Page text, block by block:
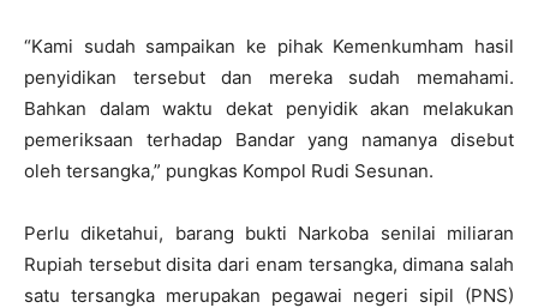
“Kami sudah sampaikan ke pihak Kemenkumham hasil
penyidikan tersebut dan mereka sudah memahami.
Bahkan dalam waktu dekat penyidik akan melakukan
pemeriksaan terhadap Bandar yang namanya disebut
oleh tersangka,” pungkas Kompol Rudi Sesunan.
Perlu diketahui, barang bukti Narkoba senilai miliaran
Rupiah tersebut disita dari enam tersangka, dimana salah
satu tersangka merupakan pegawai negeri sipil (PNS)